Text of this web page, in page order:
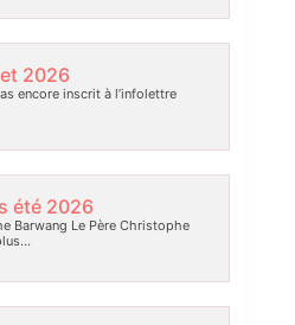
2026
encore inscrit à l’infolettre
été 2026
Barwang Le Père Christophe